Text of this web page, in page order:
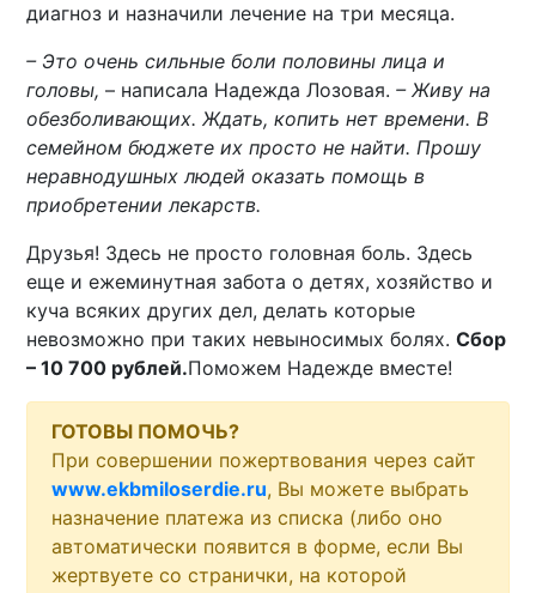
диагноз и назначили лечение на три месяца.
– Это очень сильные боли половины лица и
головы, – написала Надежда Лозовая.– Живу на
обезболивающих. Ждать, копить нет времени. В
семейном бюджете их просто не найти. Прошу
неравнодушных людей оказать помощь в
приобретении лекарств.
Друзья! Здесь не просто головная боль. Здесь
еще и ежеминутная забота о детях, хозяйство и
куча всяких других дел, делать которые
невозможно при таких невыносимых болях.Сбор
– 10 700 рублей.Поможем Надежде вместе!
ГОТОВЫ ПОМОЧЬ?
При совершении пожертвования через сайт
www.ekbmiloserdie.ru, Вы можете выбрать
назначение платежа из списка (либо оно
автоматически появится в форме, если Вы
жертвуете со странички, на которой